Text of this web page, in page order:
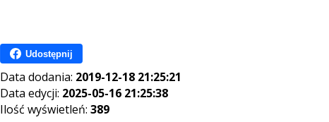
Udostępnij
Data dodania: 2019-12-18 21:25:21
Data edycji: 2025-05-16 21:25:38
Ilość wyświetleń: 389